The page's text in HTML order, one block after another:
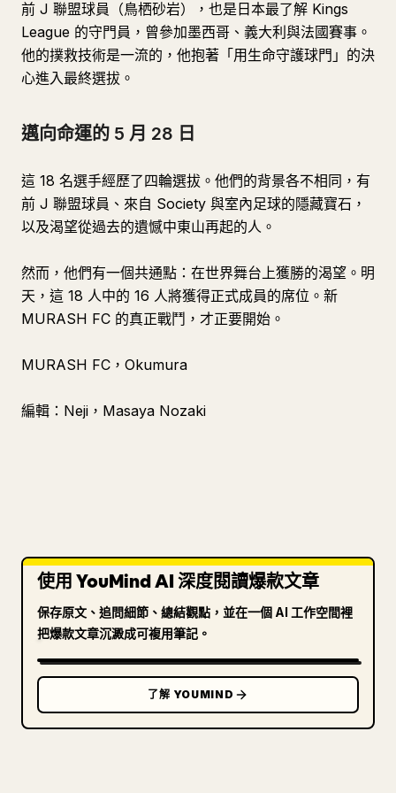
前 J 聯盟球員（鳥栖砂岩），也是日本最了解 Kings
League 的守門員，曾參加墨西哥、義大利與法國賽事。
他的撲救技術是一流的，他抱著「用生命守護球門」的決
心進入最終選拔。
邁向命運的 5 月 28 日
這 18 名選手經歷了四輪選拔。他們的背景各不相同，有
前 J 聯盟球員、來自 Society 與室內足球的隱藏寶石，
以及渴望從過去的遺憾中東山再起的人。
然而，他們有一個共通點：在世界舞台上獲勝的渴望。明
天，這 18 人中的 16 人將獲得正式成員的席位。新
MURASH FC 的真正戰鬥，才正要開始。
MURASH FC，Okumura
編輯：Neji，Masaya Nozaki
使用 YouMind AI 深度閱讀爆款文章
保存原文、追問細節、總結觀點，並在一個 AI 工作空間裡
把爆款文章沉澱成可複用筆記。
了解 YOUMIND